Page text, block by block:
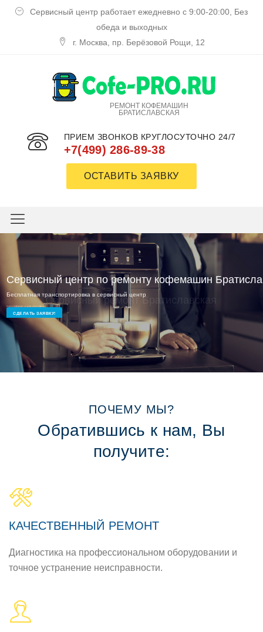
Сервисный центр работает ежедневно с 9:00-20:00, Без
обеда и выходных
г. Москва, пр. Берёзовой Рощи, 12
РЕМОНТ КОФЕМАШИН
БРАТИСЛАВСКАЯ
ПРИЕМ ЗВОНКОВ КРУГЛОСУТОЧНО 24/7
+7(499) 286-89-38
ОСТАВИТЬ ЗАЯВКУ
Сервисный ремонт Братиславская
Опытные мастера и доступные цены
ПОЧЕМУ МЫ?
Обратившись к нам, Вы
получите:
КАЧЕСТВЕННЫЙ РЕМОНТ
Диагностика на профессиональном оборудовании и
точное устранение неисправности.